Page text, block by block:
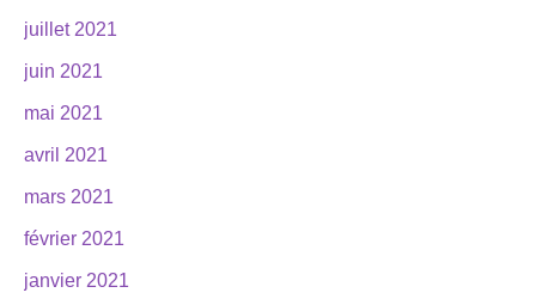
juillet 2021
juin 2021
mai 2021
avril 2021
mars 2021
février 2021
janvier 2021